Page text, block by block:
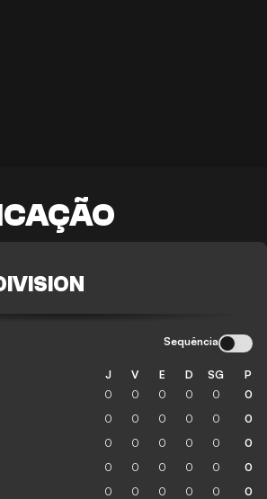
Sequência
J V E D SG P
0 0 0 0 0 0
0 0 0 0 0 0
0 0 0 0 0 0
0 0 0 0 0 0
0 0 0 0 0 0